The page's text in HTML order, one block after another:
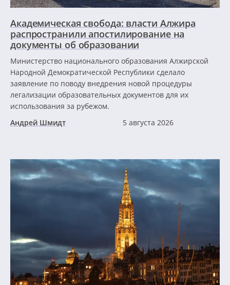
Академическая свобода: власти Алжира
распространили апостилирование на
документы об образовании
Министерство национального образования Алжирской
Народной Демократической Республики сделало
заявление по поводу внедрения новой процедуры
легализации образовательных документов для их
использования за рубежом.
Андрей Шмидт
5 августа 2026